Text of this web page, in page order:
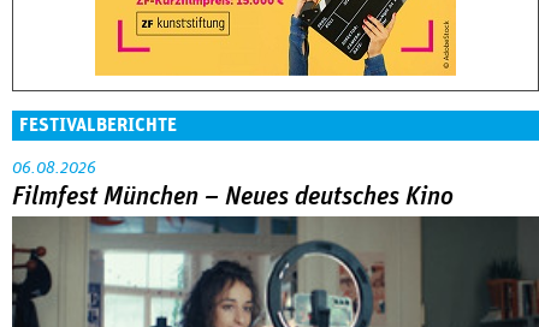
FESTIVALBERICHTE
06.08.2026
Filmfest München – Neues deutsches Kino